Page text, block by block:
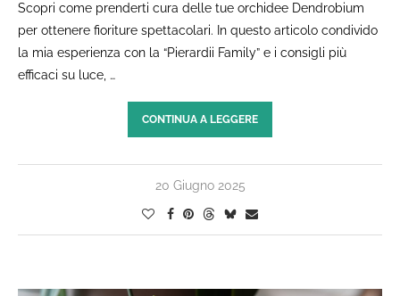
Scopri come prenderti cura delle tue orchidee Dendrobium
per ottenere fioriture spettacolari. In questo articolo condivido
la mia esperienza con la “Pierardii Family” e i consigli più
efficaci su luce, …
CONTINUA A LEGGERE
20 Giugno 2025